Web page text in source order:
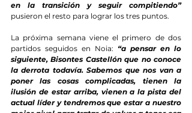
en la transición y seguir compitiendo”
pusieron el resto para lograr los tres puntos.
La próxima semana viene el primero de dos
partidos seguidos en Noia: “a pensar en lo
siguiente, Bisontes Castellón que no conoce
la derrota todavía. Sabemos que nos van a
poner las cosas complicadas, tienen la
ilusión de estar arriba, vienen a la pista del
actual líder y tendremos que estar a nuestro